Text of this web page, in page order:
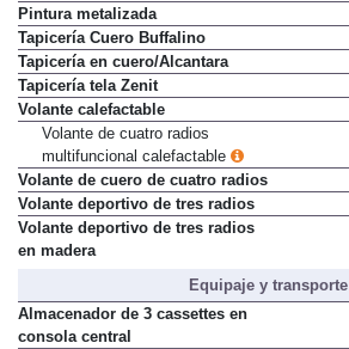
Pintura metalizada
Tapicería Cuero Buffalino
Tapicería en cuero/Alcantara
Tapicería tela Zenit
Volante calefactable
Volante de cuatro radios
multifuncional calefactable
Volante de cuero de cuatro radios
Volante deportivo de tres radios
Volante deportivo de tres radios
en madera
Equipaje y transporte
Almacenador de 3 cassettes en
consola central